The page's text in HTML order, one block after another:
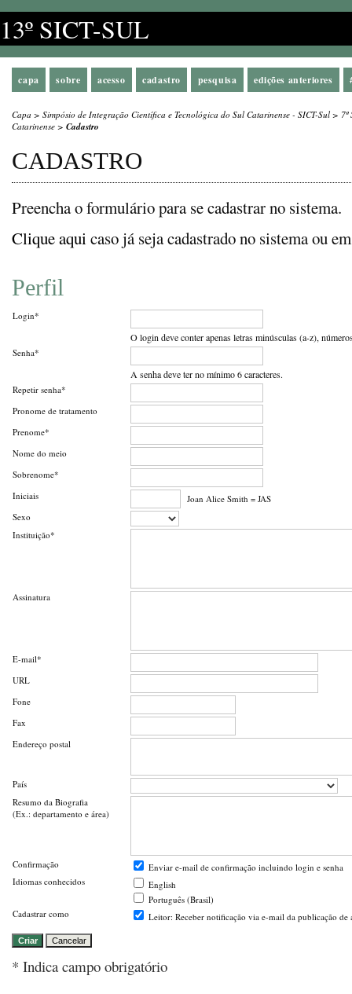
13º SICT-SUL
capa sobre acesso cadastro pesquisa edições anteriores
Capa > Simpósio de Integração Científica e Tecnológica do Sul Catarinense - SICT-Sul >
Catarinense > Cadastro
CADASTRO
Preencha o formulário para se cadastrar no sistema.
Clique aqui caso já seja cadastrado no sistema ou
Perfil
Login*
O login deve conter apenas letras minúsculas (a-z),
Senha*
A senha deve ter no mínimo 6 caracteres.
Repetir senha*
Pronome de tratamento
Prenome*
Nome do meio
Sobrenome*
Iniciais
Joan Alice Smith = JAS
Sexo
Instituição*
Assinatura
E-mail*
URL
Fone
Fax
Endereço postal
País
Resumo da Biografia
(Ex.: departamento e área)
Confirmação
Enviar e-mail de confirmação incluindo login e senha
Idiomas conhecidos
English
Português (Brasil)
Cadastrar como
Leitor: Receber notificação via e-mail da publicação de
* Indica campo obrigatório